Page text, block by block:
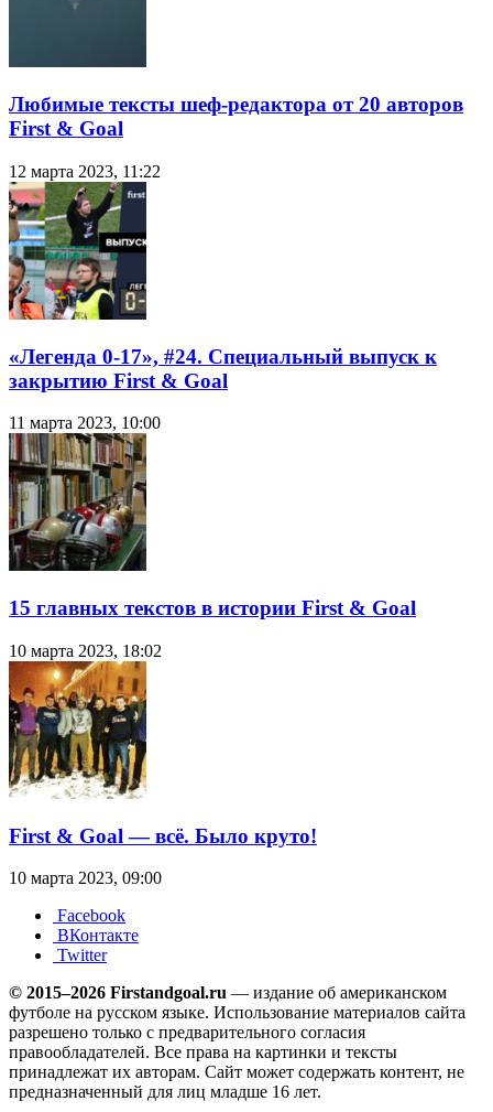
Любимые тексты шеф-редактора от 20 авторов
First & Goal
12 марта 2023, 11:22
«Легенда 0-17», #24. Специальный выпуск к
закрытию First & Goal
11 марта 2023, 10:00
15 главных текстов в истории First & Goal
10 марта 2023, 18:02
First & Goal — всё. Было круто!
10 марта 2023, 09:00
Facebook
ВКонтакте
Twitter
© 2015–2026 Firstandgoal.ru — издание об американском
футболе на русском языке. Использование материалов cайта
разрешено только с предварительного согласия
правообладателей. Все права на картинки и тексты
принадлежат их авторам. Сайт может содержать контент, не
предназначенный для лиц младше 16 лет.